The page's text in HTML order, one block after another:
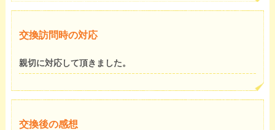
交換訪問時の対応
親切に対応して頂きました。
交換後の感想